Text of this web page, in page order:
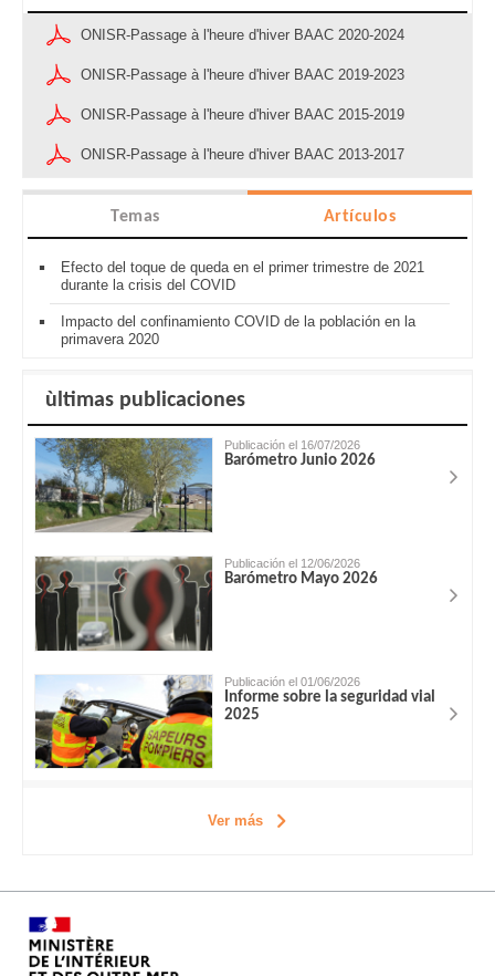
ONISR-Passage à l'heure d'hiver BAAC 2020-2024
ONISR-Passage à l'heure d'hiver BAAC 2019-2023
ONISR-Passage à l'heure d'hiver BAAC 2015-2019
ONISR-Passage à l'heure d'hiver BAAC 2013-2017
Temas Artículos
Efecto del toque de queda en el primer trimestre de 2021
durante la crisis del COVID
Impacto del confinamiento COVID de la población en la
primavera 2020
ùltimas publicaciones
Publicación el 16/07/2026
Barómetro Junio 2026
Publicación el 12/06/2026
Barómetro Mayo 2026
Publicación el 01/06/2026
Informe sobre la seguridad vial
2025
Ver más